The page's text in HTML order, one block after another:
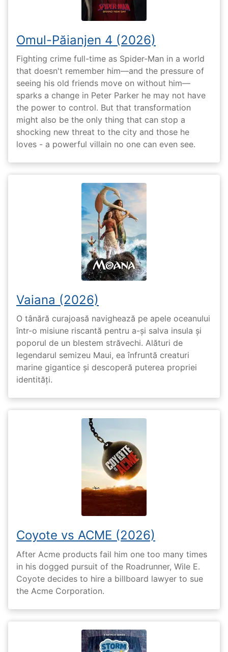
Omul-Păianjen 4 (2026)
Fighting crime full-time as Spider-Man in a world
that doesn't remember him—and the pressure of
seeing his old friends move on without him—
sparks a change in Peter Parker he may not have
the power to control. But that transformation
might also be the only thing that can stop a
shocking new threat to the city and those he
loves - a powerful villain no one can even see.
Vaiana (2026)
O tânără curajoasă navighează pe apele oceanului
într-o misiune riscantă pentru a-și salva insula și
poporul de un blestem străvechi. Alături de
legendarul semizeu Maui, ea înfruntă creaturi
marine gigantice și descoperă puterea propriei
identități.
Coyote vs ACME (2026)
After Acme products fail him one too many times
in his dogged pursuit of the Roadrunner, Wile E.
Coyote decides to hire a billboard lawyer to sue
the Acme Corporation.